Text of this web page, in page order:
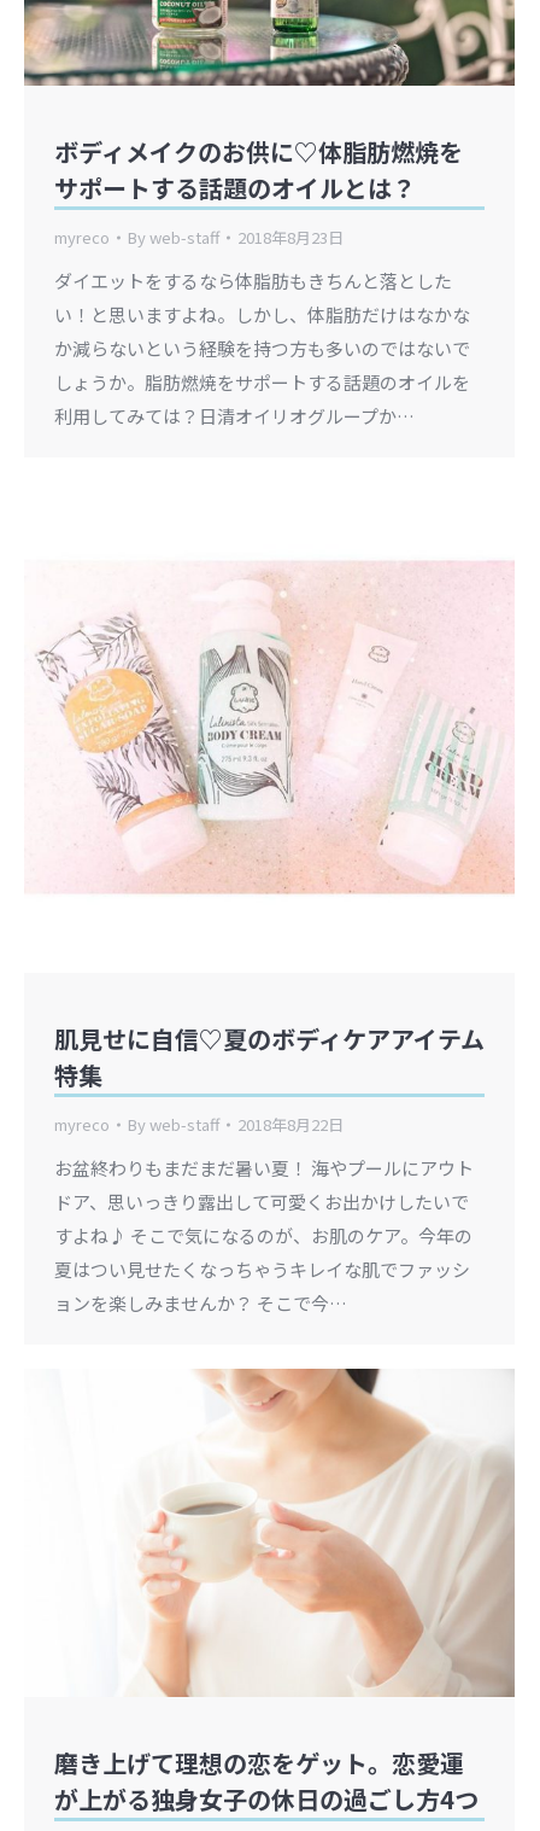
ボディメイクのお供に♡体脂肪燃焼を
サポートする話題のオイルとは？
myreco Byweb-staff 2018年8月23日
ダイエットをするなら体脂肪もきちんと落とした
い！と思いますよね。しかし、体脂肪だけはなかな
か減らないという経験を持つ方も多いのではないで
しょうか。脂肪燃焼をサポートする話題のオイルを
利用してみては？日清オイリオグループか…
肌見せに自信♡夏のボディケアアイテム
特集
myreco Byweb-staff 2018年8月22日
お盆終わりもまだまだ暑い夏！ 海やプールにアウト
ドア、思いっきり露出して可愛くお出かけしたいで
すよね♪ そこで気になるのが、お肌のケア。今年の
夏はつい見せたくなっちゃうキレイな肌でファッシ
ョンを楽しみませんか？ そこで今…
磨き上げて理想の恋をゲット。恋愛運
が上がる独身女子の休日の過ごし方4つ